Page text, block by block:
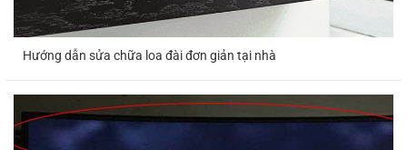
KIỆN
Sửa Điện
Tại
☎ 0866
Block máy
Hướng dẫn sửa chữa loa đài đơn giản tại nhà